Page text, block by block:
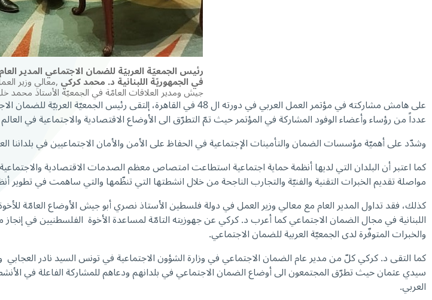
رئيس الجمعيّة العربيّة للضمان الاجتماعي المدير
في الجمهوريّة اللبنانية د. محمد كركي,معالي وزير
جيش ومدير العلاقات العامّة في الجمعيّة الأستاذ محمد
على هامش مشاركته في مؤتمر العمل العربي في دورته ال 48 في القاهرة، إلتقى رئيس الجمعيّة العربيّة للضمان الاجتماعي المديرالعام للصندوق الوطني للضمان الاجتماعي في الجمهوريّة اللبنانية
عدداً من رؤساء وأعضاء الوفود المشاركة في المؤتمر حيث تمّ التطرّق الى الأوضاع الاقتصادية والاجتماعية في
وشدّد على أهميّة مؤسسات الضمان والتأمينات الإجتماعية في الحفاظ على الأمن والأمان الاجتماعيين في بلداننا
كما اعتبر أن البلدان التي لديها أنظمة حماية اجتماعية استطاعت امتصاص معظم الصدمات الاقتصادية
مواصلة تقديم الخبرات التقنية والفنيّة والتجارب الناجحة من خلال انشطتها التي تنظّمها والتي ساهمت في تطوير
كذلك، فقد تداول المدير العام مع معالي وزير العمل في دولة فلسطين الأستاذ نصري أبو جيش الأوضاع العامّة
اللبنانية في مجال الضمان الاجتماعي كما أعرب د. كركي عن جهوزيته التامّة لمساعدة الأخوة الفلسطنيين في
والخبرات المتوفّرة لدى الجمعيّة العربية للضمان الاجتماعي.
كما التقى د. كركي كلّ من مدير عام الضمان الاجتماعي في وزارة الشؤون الاجتماعية في تونس السيد نادر
سيدي عثمان حيث تطرّق المجتمعون الى أوضاع الضمان الاجتماعي في بلدانهم ودعاهم للمشاركة الفاعلة في
العربي.